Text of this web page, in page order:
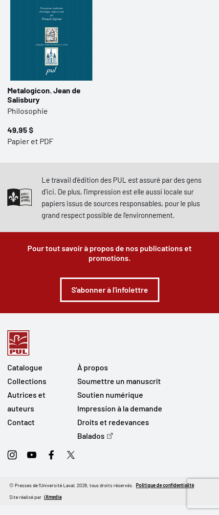
Metalogicon. Jean de
Salisbury
Philosophie
49,95 $
Papier et PDF
Le travail d'édition des PUL est assuré par des gens
d'ici. De plus, l'impression est elle aussi locale sur
papiers issus de sources responsables, pour le plus
grand respect possible de l'environnement.
Pour tout savoir à propos de nos publications et
promotions.
S'abonner à l'infolettre
Catalogue
Collections
Autrices et
auteurs
Contact
À propos
Soumettre un manuscrit
Soutien numérique
Impression à la demande
Droits et redevances
Balados
InstagramYoutubeFacebookTwitter
Site réalisé par iXmedia
© Presses de l'Université Laval, 2026, tous droits réservés. Politique de confidentialité